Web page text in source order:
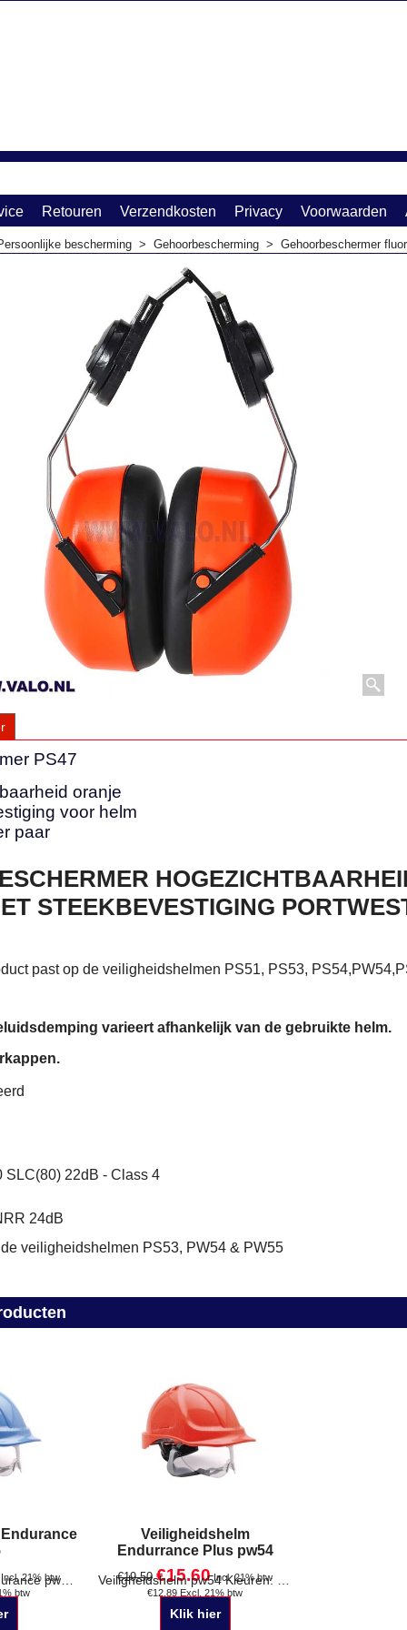
Retouren Verzendkosten Privacy Voorwaarden
bescherming > Gehoorbescherming > Gehoorbeschermer
PS47
oranje
voor helm
paar
STEEKBEVESTIGING
past op de veiligheidshelmen PS51, PS53,
varieert afhankelijk van de gebruikte helm.
SLC(80) 22dB - Class 4
24dB
veiligheidshelmen PS53, PW54 & PW55
Incl. 21% btw
btw
Veiligheidshelm
Endurrance Plus pw54
€19.50 €15.60 Incl. 21% btw
€12.89 Excl. 21% btw